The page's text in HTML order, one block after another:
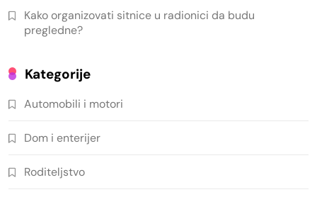
Kako organizovati sitnice u radionici da budu
pregledne?
Kategorije
Automobili i motori
Dom i enterijer
Roditeljstvo